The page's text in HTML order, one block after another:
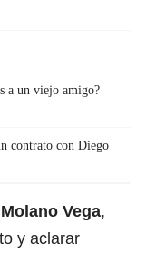
a un viejo amigo?
contrato con Diego
Vega,
y aclarar